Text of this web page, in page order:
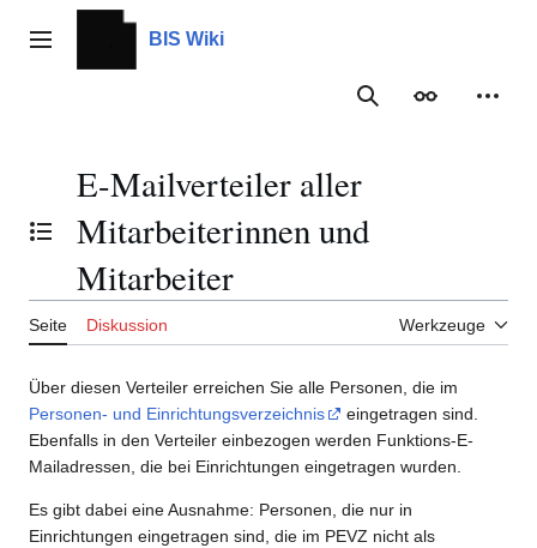
Inhalt
springenHauptmenü BIS Wiki
Suche
Inhaltsverzeichnis umschalten
E-Mailverteiler aller
Mitarbeiterinnen und
Mitarbeiter
Seite Diskussion Werkzeuge
Über diesen Verteiler erreichen Sie alle Personen, die im
Personen- und Einrichtungsverzeichnis
eingetragen sind.
Ebenfalls in den Verteiler einbezogen werden Funktions-E-
Mailadressen, die bei Einrichtungen eingetragen wurden.
Es gibt dabei eine Ausnahme: Personen, die nur in
Einrichtungen eingetragen sind, die im PEVZ nicht als